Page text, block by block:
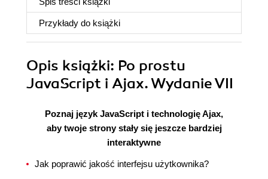
Przykłady do książki
Opis książki: Po prostu
JavaScript i Ajax. Wydanie VII
Poznaj język JavaScript i technologię Ajax,
aby twoje strony stały się jeszcze bardziej
interaktywne
Jak poprawić jakość interfejsu użytkownika?